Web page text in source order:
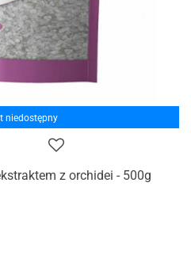
niedostępny
z orchidei - 500g